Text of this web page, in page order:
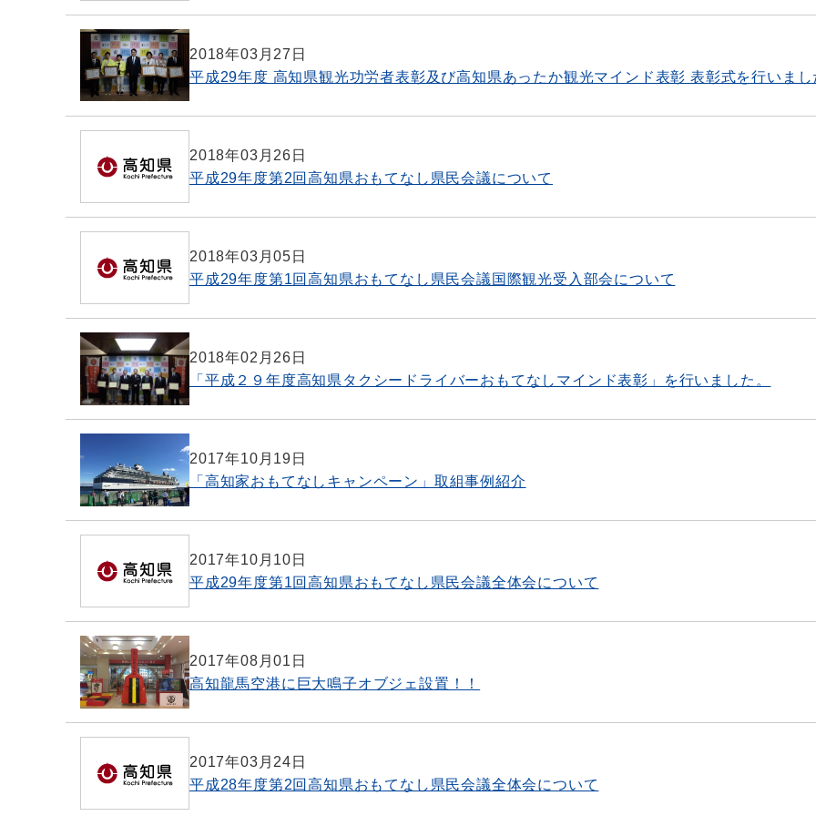
2018年03月27日
平成29年度 高知県観光功労者表彰及び高知県あったか観光マインド表彰 表彰式を行いまし
2018年03月26日
平成29年度第2回高知県おもてなし県民会議について
2018年03月05日
平成29年度第1回高知県おもてなし県民会議国際観光受入部会について
2018年02月26日
「平成２９年度高知県タクシードライバーおもてなしマインド表彰」を行いました。
2017年10月19日
「高知家おもてなしキャンペーン」取組事例紹介
2017年10月10日
平成29年度第1回高知県おもてなし県民会議全体会について
2017年08月01日
高知龍馬空港に巨大鳴子オブジェ設置！！
2017年03月24日
平成28年度第2回高知県おもてなし県民会議全体会について